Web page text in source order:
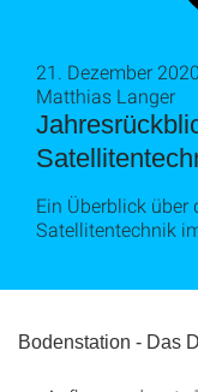
21. Dezember
Matthias Langer
Ein Überblick
Satellitentechnik
Bodenstation - Das